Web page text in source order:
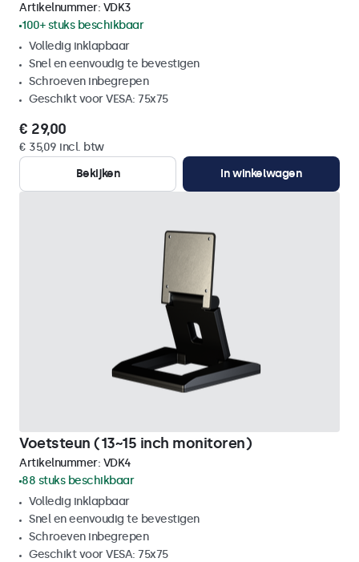
Artikelnummer: VDK3
100+ stuks beschikbaar
Volledig inklapbaar
Snel en eenvoudig te bevestigen
Schroeven inbegrepen
Geschikt voor VESA: 75x75
€ 29,00
€ 35,09 incl. btw
Bekijken
In winkelwagen
Voetsteun (13~15 inch monitoren)
Artikelnummer: VDK4
88 stuks beschikbaar
Volledig inklapbaar
Snel en eenvoudig te bevestigen
Schroeven inbegrepen
Geschikt voor VESA: 75x75